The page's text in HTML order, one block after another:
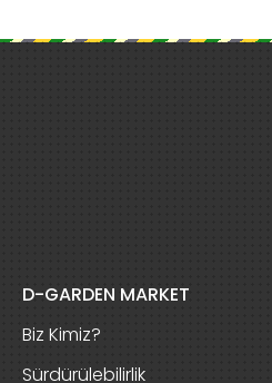
D-GARDEN MARKET
Biz Kimiz?
Sürdürülebilirlik